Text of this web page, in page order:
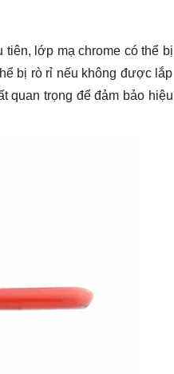
lớp mạ chrome có thể bị
bị rò rỉ nếu không được lắp
quan trọng để đảm bảo hiệu